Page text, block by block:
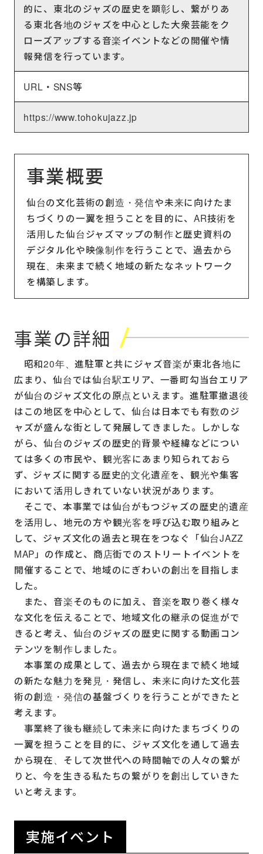
的に、東北のジャズの歴史を顕彰し、繋がりあ
る東北各地のジャズを中心とした大衆芸能をク
ローズアップする音楽イベントなどの開催や情
報発信を行っています。
URL・SNS等
https://www.tohokujazz.jp
事業概要
仙台の文化芸術の創造・発信や未来に向けたま
ちづくりの一翼を担うことを目的に、AR技術を
活用した仙台ジャズマップの制作と歴史資料の
デジタル化や映像制作を行うことで、過去から
現在、未来まで続く地域の新たなネットワーク
を構築します。
事業の詳細
昭和20年、進駐軍と共にジャズ音楽が東北各地に
広まり、仙台では仙台駅エリア、一番町勾当台エリア
が仙台のジャズ文化の原点といえます。進駐軍撤退後
はこの地区を中心として、仙台は日本でも有数のジ
ャズが盛んな街として発展してきました。しかしな
がら、仙台のジャズの歴史的背景や経緯などについ
ては多くの市民や、観光客にあまり知られておら
ず、ジャズに関する歴史的文化遺産を、観光や集客
において活用しきれていない状況があります。
そこで、本事業では仙台がもつジャズの歴史的遺産
を活用し、地元の方や観光客を呼び込む取り組みと
して、ジャズ文化の過去と現在をつなぐ「仙台JAZZ
MAP」の作成と、商店街でのストリートイベントを
開催することで、地域のにぎわいの創出を目指しま
した。
また、音楽そのものに加え、音楽を取り巻く様々
な文化を伝えることで、地域文化の継承の促進がで
きると考え、仙台のジャズの歴史に関する動画コン
テンツを制作しました。
本事業の成果として、過去から現在まで続く地域
の新たな魅力を発見・発信し、未来に向けた文化芸
術の創造・発信の基盤づくりを行うことができたと
考えます。
事業終了後も継続して未来に向けたまちづくりの
一翼を担うことを目的に、ジャズ文化を通して過去
から現在、そして次世代への時間軸での人々の繋が
りと、今を生きる私たちの繋がりを創出していきた
いと考えます。
実施イベント